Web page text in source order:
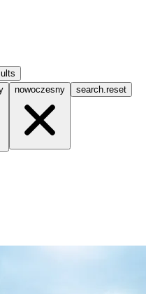
nowoczesny search.reset